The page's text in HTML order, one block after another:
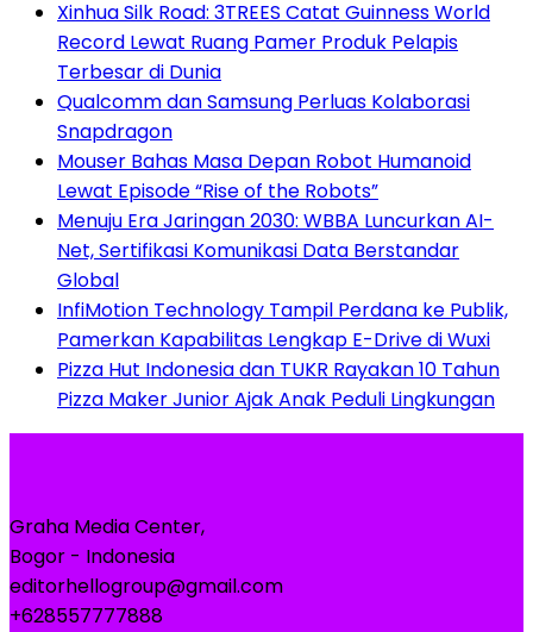
Xinhua Silk Road: 3TREES Catat Guinness World
Record Lewat Ruang Pamer Produk Pelapis
Terbesar di Dunia
Qualcomm dan Samsung Perluas Kolaborasi
Snapdragon
Mouser Bahas Masa Depan Robot Humanoid
Lewat Episode “Rise of the Robots”
Menuju Era Jaringan 2030: WBBA Luncurkan AI-
Net, Sertifikasi Komunikasi Data Berstandar
Global
InfiMotion Technology Tampil Perdana ke Publik,
Pamerkan Kapabilitas Lengkap E-Drive di Wuxi
Pizza Hut Indonesia dan TUKR Rayakan 10 Tahun
Pizza Maker Junior Ajak Anak Peduli Lingkungan
Graha Media Center,
Bogor - Indonesia
editorhellogroup@gmail.com
+628557777888